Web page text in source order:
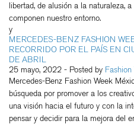
libertad, de alusión a la naturaleza,
componen nuestro entorno.
y
MERCEDES-BENZ FASHION
RECORRIDO POR EL PAÍS EN
DE ABRIL
25 mayo, 2022 - Posted by
Mercedes-Benz Fashion Week
búsqueda por promover a los
una visión hacia el futuro y con la
pensar y decidir para la mejora del